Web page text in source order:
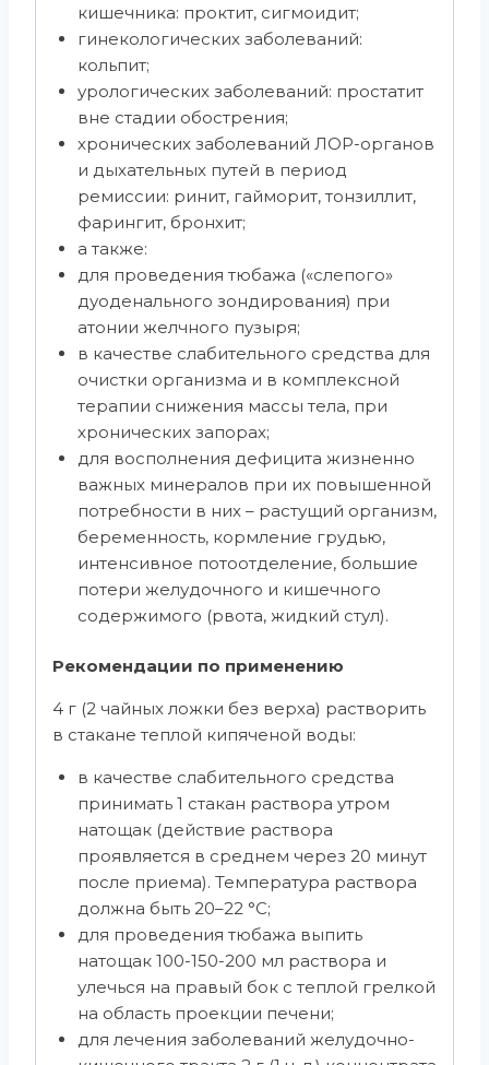
кишечника: проктит, сигмоидит;
гинекологических заболеваний:
кольпит;
урологических заболеваний: простатит
вне стадии обострения;
хронических заболеваний ЛОР-органов
и дыхательных путей в период
ремиссии: ринит, гайморит, тонзиллит,
фарингит, бронхит;
а также:
для проведения тюбажа («слепого»
дуоденального зондирования) при
атонии желчного пузыря;
в качестве слабительного средства для
очистки организма и в комплексной
терапии снижения массы тела, при
хронических запорах;
для восполнения дефицита жизненно
важных минералов при их повышенной
потребности в них – растущий организм,
беременность, кормление грудью,
интенсивное потоотделение, большие
потери желудочного и кишечного
содержимого (рвота, жидкий стул).
Рекомендации по применению
4 г (2 чайных ложки без верха) растворить
в стакане теплой кипяченой воды:
в качестве слабительного средства
принимать 1 стакан раствора утром
натощак (действие раствора
проявляется в среднем через 20 минут
после приема). Температура раствора
должна быть 20–22 °С;
для проведения тюбажа выпить
натощак 100-150-200 мл раствора и
улечься на правый бок с теплой грелкой
на область проекции печени;
для лечения заболеваний желудочно­